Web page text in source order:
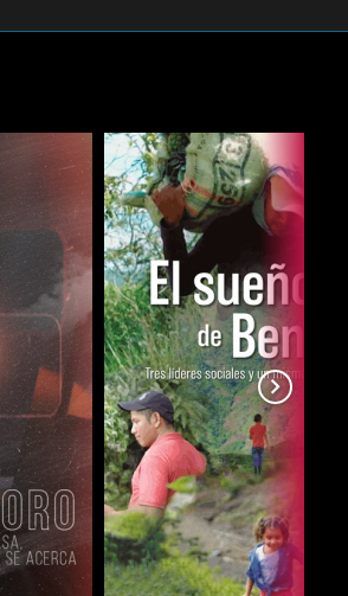
COMPARTIR